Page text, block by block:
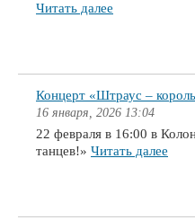
Читать далее
Концерт «Штраус –
16 января, 2026 13:04
22 февраля в 16:00 в
танцев!» Читать далее